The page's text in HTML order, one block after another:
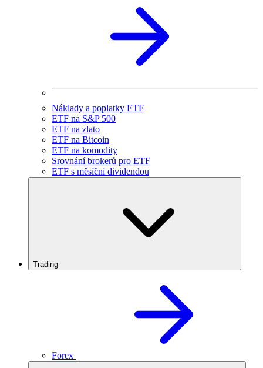
Náklady a poplatky ETF
ETF na S&P 500
ETF na zlato
ETF na Bitcoin
ETF na komodity
Srovnání brokerů pro ETF
ETF s měsíční dividendou
Trading
Forex